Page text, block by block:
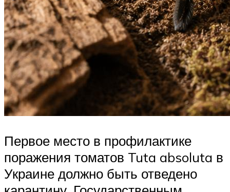
Первое место в профилактике
поражения томатов Tuta absoluta в
Украине должно быть отведено